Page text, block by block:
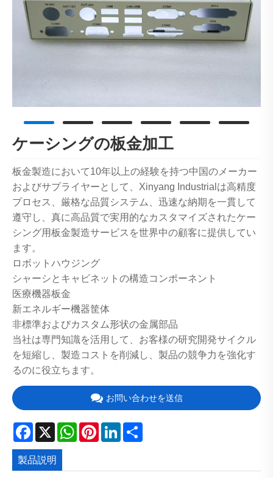
ケーシングの板金加工
板金製造において10年以上の経験を持つ中国のメーカー
およびサプライヤーとして、Xinyang Industrialは高精度
プロセス、厳格な品質システム、迅速な納期を一貫して
遵守し、真に高品質で実用的なカスタマイズされたケー
シング用板金製造サービスを世界中の顧客に提供してい
ます。
ロボットハウジング
シャーシとキャビネットの構造コンポーネント
医療機器板金
新エネルギー機器筐体
非標準およびカスタム形状の金属部品
当社は専門知識を活用して、お客様の研究開発サイクル
を短縮し、製造コストを削減し、製品の競争力を強化す
るのに役立ちます。
お問い合わせを送信
Facebook
X WhatsApp
PinterestLinkedIn
製品説明